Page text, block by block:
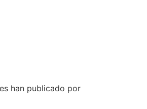
han publicado por